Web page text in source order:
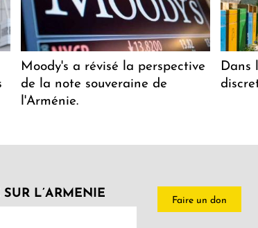
Moody's a révisé la perspective
de la note souveraine de
l'Arménie.
Dans
L’ARMENIE
Faire un don